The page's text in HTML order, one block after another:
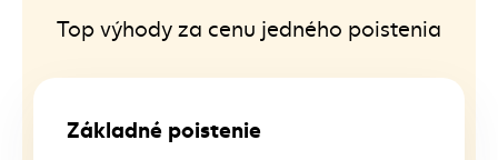
Top výhody za cenu jedného poistenia
Základné poistenie